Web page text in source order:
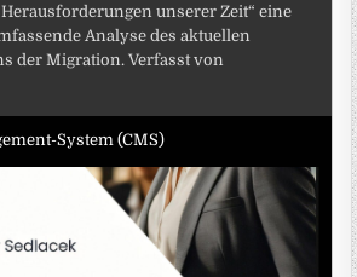
unserer Zeit“ eine
Analyse des aktuellen
der Migration. Verfasst von
System (CMS)